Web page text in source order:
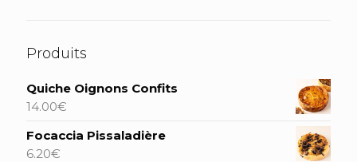
Produits
Quiche Oignons Confits
14.00€
Focaccia Pissaladière
6.20€